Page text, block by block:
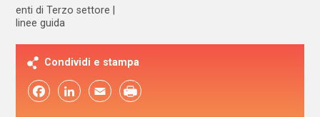
enti di Terzo settore
linee guida
Condividi e stampa
FacebookLinkedIn Email